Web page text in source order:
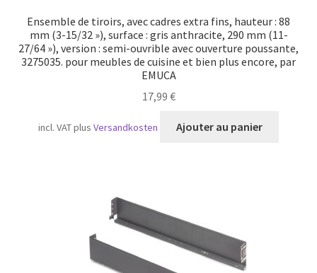
Ensemble de tiroirs, avec cadres extra fins, hauteur : 88
mm (3-15/32 »), surface : gris anthracite, 290 mm (11-
27/64 »), version : semi-ouvrible avec ouverture poussante,
3275035. pour meubles de cuisine et bien plus encore, par
EMUCA
17,99 €
incl. VATplusVersandkosten Ajouter au panier